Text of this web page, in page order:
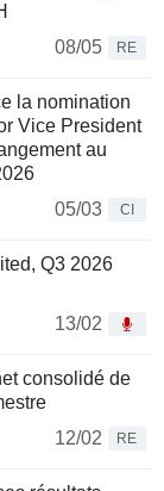
08/05
RE
la nomination
Vice President
au
05/03
CI
Q3 2026
13/02
consolidé de
12/02
RE